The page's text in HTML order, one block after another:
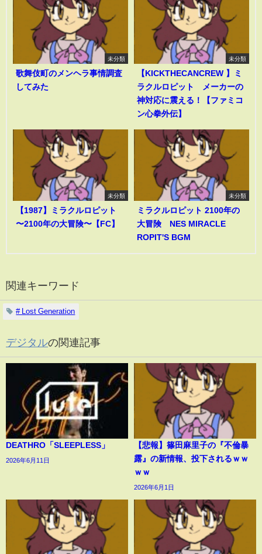
未分類
歌舞伎町のメンヘラ事情調査
してみた
未分類
【KICKTHECANCREW 】ミ
ラクルロピット メーカーの
神対応に震える！【ファミコ
ン心拳外伝】
未分類
【1987】ミラクルロピット
〜2100年の大冒険〜【FC】
未分類
ミラクルロピット 2100年の
大冒険 NES MIRACLE
ROPIT'S BGM
関連キーワード
# Lost Generation
デジタルの関連記事
DEATHRO「SLEEPLESS」
2026年6月11日
【悲報】篠田麻里子の『不倫暴
露』の新情報、投下されるｗｗ
ｗｗ
2026年6月1日